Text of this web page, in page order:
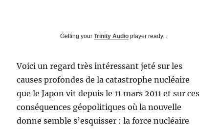
Getting yourTrinity Audio player ready...
Voici un regard très intéressant jeté sur les
causes profondes de la catastrophe nucléaire
que le Japon vit depuis le 11 mars 2011 et sur ces
conséquences géopolitiques où la nouvelle
donne semble s’esquisser : la force nucléaire